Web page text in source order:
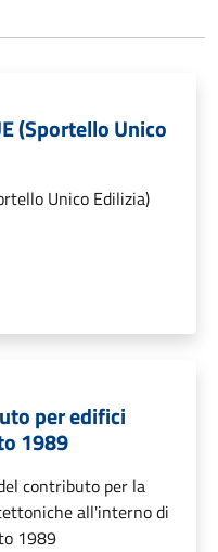
(Sportello Unico
Unico Edilizia)
per edifici
1989
contributo per la
all'interno di
1989